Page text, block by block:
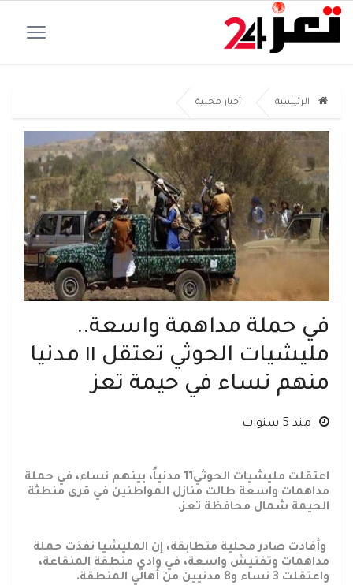
الرئيسية أخبار محلية
في حملة مداهمة واسعة..
مليشيات الحوثي تعتقل ١١ مدنيا
منهم نساء في حيمة تعز
منذ 5 سنوات
اعتقلت مليشيات الحوثي11 مدنياً، بينهم نساء، في حملة
مداهمات واسعة طالت منازل المواطنين في قرى منطثة
الحيمة شمال محافظة تعز.
وأفادت صادر محلية متطابقة، إن المليشيا نفذت حملة
مداهمات وتفتيش واسعة، في وادي منطقة المنقاعة،
واعتقلت 3 نساء و8 مدنيين من أهالي المنطقة.